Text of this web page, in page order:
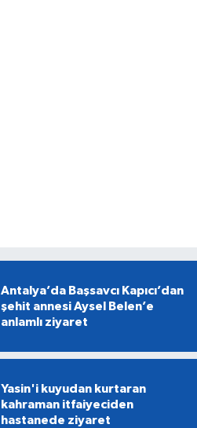
Antalya’da Başsavcı Kapıcı’dan
şehit annesi Aysel Belen’e
anlamlı ziyaret
Yasin'i kuyudan kurtaran
kahraman itfaiyeciden
hastanede ziyaret